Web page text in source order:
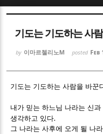
기도는 기도하는 사
by 이마르첼리노M posted Feb
기도는 기도하는 사람을 바꾼
내가 믿는 하느님 나라는 신
생각하고 있다.
그 나라는 사후에 오게 될 나
Sketchbook5,
Sketchbook5,